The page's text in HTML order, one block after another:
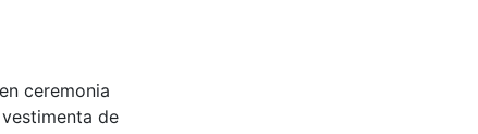
ceremonia
de